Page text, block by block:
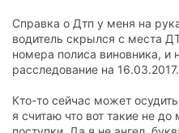
Справка о Дтп у меня на
водитель скрылся с места
номера полиса виновника, и
расследование на 16.03.2017.
Кто-то сейчас может
я считаю что вот такие не